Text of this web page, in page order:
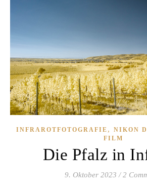
INFRAROTFOTOGRAFIE , NIKON
FILM
Die Pfalz in
9. Oktober 2023 / 2